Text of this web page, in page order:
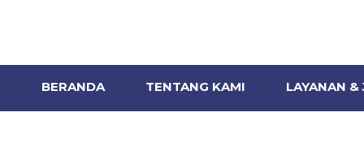
BERANDA TENTANG KAMI LAYANAN &